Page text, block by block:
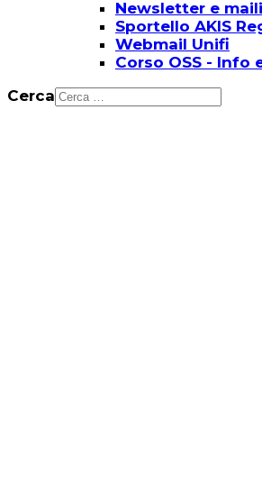
Newsletter e
Sportello AKIS
Webmail Unifi
Corso OSS - Info
Cerca